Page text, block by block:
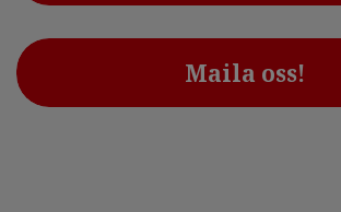
Maila oss!